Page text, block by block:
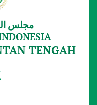
مجلس
TENGAH